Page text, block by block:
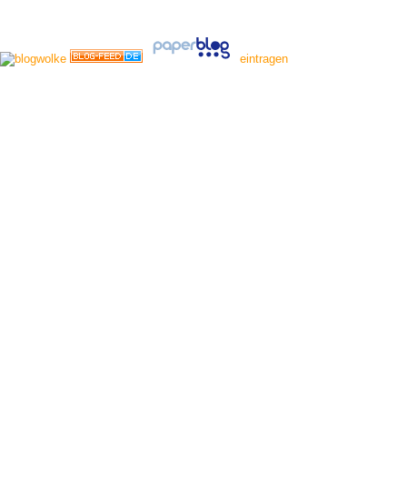
eintragen